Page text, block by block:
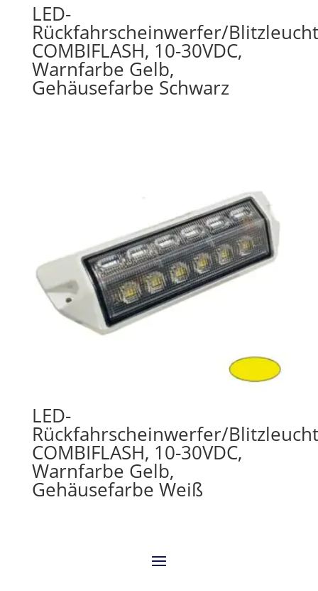
LED-
Rückfahrscheinwerfer/
COMBIFLASH, 10-30VDC,
Warnfarbe Gelb,
Gehäusefarbe Schwarz
LED-
Rückfahrscheinwerfer/
COMBIFLASH, 10-30VDC,
Warnfarbe Gelb,
Gehäusefarbe Weiß